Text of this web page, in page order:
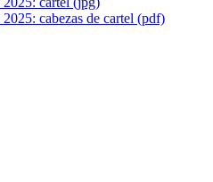
cabezas de cartel (pdf)